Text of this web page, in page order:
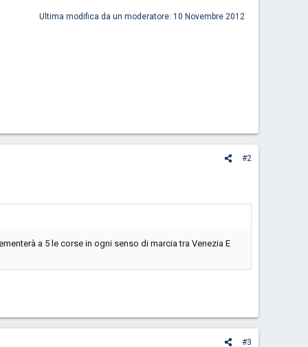
Ultima modifica da un moderatore: 10 Novembre 2012
#2
a 5 le corse in ogni senso di marcia tra Venezia E
#3